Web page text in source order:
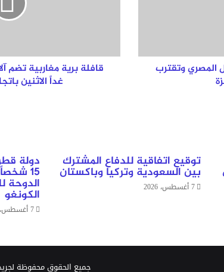
المصري وتقترب
الاثنين
باتجاهقافلة برية مغاربية تضم
غداً الاثنين
توقيع اتفاقية للدفاع المشترك
بين السعودية وتركيا وباكستان
7 أغسطس، 2026
دولة
15
الدوحة
الكونغو
7 أغسطس، 2026
جميع الحقوق محفوظة